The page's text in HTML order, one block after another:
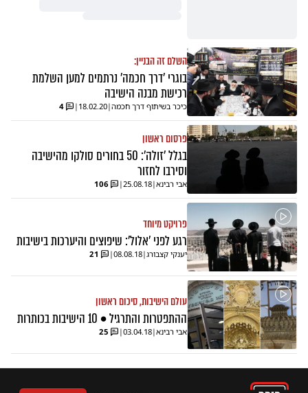
השלם זה הבניין:
בוגרי 'דרך חכמה' נרתמים למען השלמת
רכישת מבנה הישיבה
כיכר בשיתוף דרך חכמה|
18.02.20
|
4
פרסום ראשון
בגלל 'זולה': 50 בחורים סולקו מהישיבה
וסירבו לחזור
אבי רבינא|
25.08.18
|
106
פרויקט מיוחד
רגע לפני 'אלול': שיפוצים והיערכות בישיבות
יענקי קצבורג|
08.08.18
|
21
עולם הישיבות, סיכום ראשון
ההתפטרות והתרגיל • 10 הישיבות בכותרות
אבי רבינא|
03.04.18
|
25